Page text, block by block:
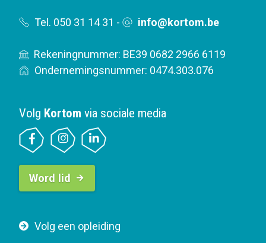
Tel. 050 31 14 31 - info@kortom.be
Rekeningnummer: BE39 0682 2966 6119
Ondernemingsnummer: 0474.303.076
F
Volg een opleiding
Volg Kortom via sociale media
B
t
o
Word lid